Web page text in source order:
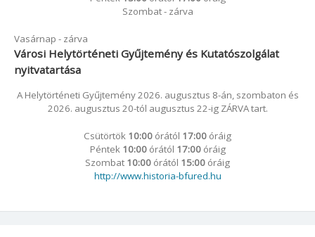
Szombat - zárva
Vasárnap - zárva
Városi Helytörténeti Gyűjtemény és Kutatószolgálat
nyitvatartása
A Helytörténeti Gyűjtemény 2026. augusztus 8-án, szombaton és
2026. augusztus 20-tól augusztus 22-ig ZÁRVA tart.
Csütörtök 10:00 órától 17:00 óráig
Péntek 10:00órától 17:00óráig
Szombat 10:00 órától 15:00 óráig
http://www.historia-bfured.hu